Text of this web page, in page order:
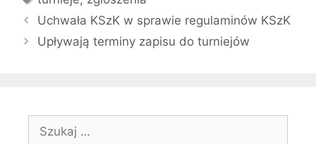
Uchwała KSzK w sprawie regulaminów KSzK
Upływają terminy zapisu do turniejów
Szukaj: